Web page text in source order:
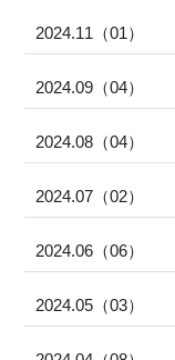
2024.11（01）
2024.09（04）
2024.08（04）
2024.07（02）
2024.06（06）
2024.05（03）